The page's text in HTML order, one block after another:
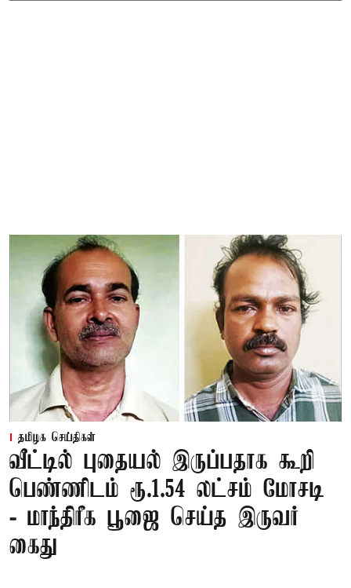
தமிழக செய்திகள்
வீட்டில் புதையல் இருப்பதாக கூறி
பெண்ணிடம் ரூ.1.54 லட்சம் மோசடி
- மாந்திரீக பூஜை செய்த இருவர்
கைது